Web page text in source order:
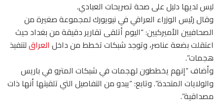
ليس لديها دليل على صحة تصريحات العبادي.
وقال رئيس الوزراء العراقي في نيويورك لمجموعة صغيرة من
الصحافيين الأميركيين: “اليوم أتلقى تقارير دقيقة من بغداد حيث
اعتقلت بضعة عناصر، وتوجد شبكات تخطط من داخل العراقلتنفيذ
هجمات”.
وأضاف “إنهم يخططون لهجمات في شبكات المترو في باريس
والولايات المتحدة”. وتابع: “يبدو من التفاصيل التي تلقيتها أنها ذات
مصداقية”.